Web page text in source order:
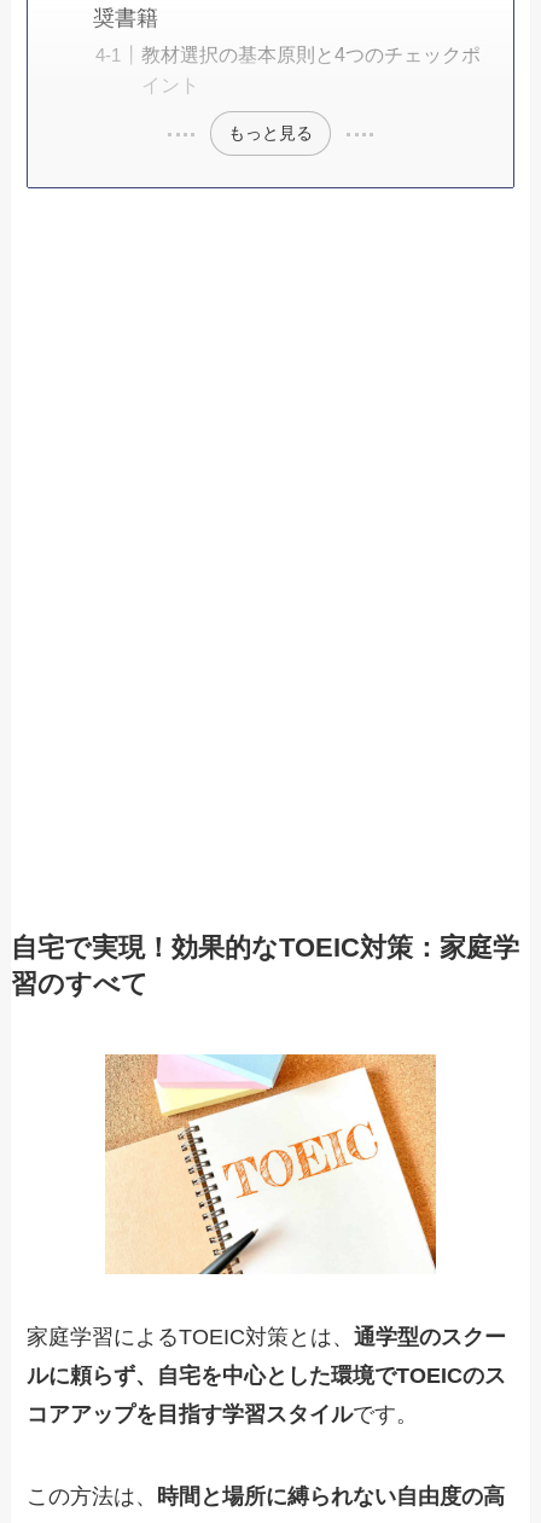
奨書籍
教材選択の基本原則と4つのチェックポ
イント
もっと見る
自宅で実現！効果的なTOEIC対策：家庭学
習のすべて
家庭学習によるTOEIC対策とは、通学型のスクー
ルに頼らず、自宅を中心とした環境でTOEICのス
コアアップを目指す学習スタイルです。
この方法は、 時間と場所に縛られない自由度の高